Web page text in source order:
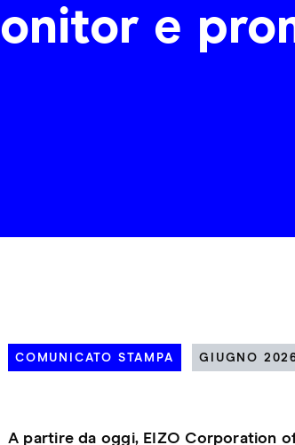
e
COMUNICATO STAMPA GIUGNO
A partire da oggi, EIZO Corporation